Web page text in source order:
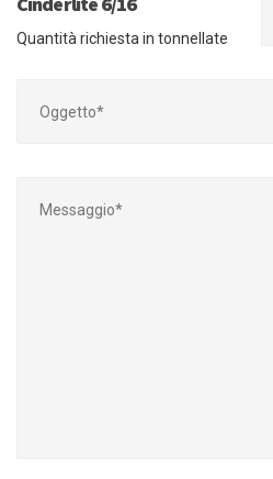
Quantità richiesta in tonnellate